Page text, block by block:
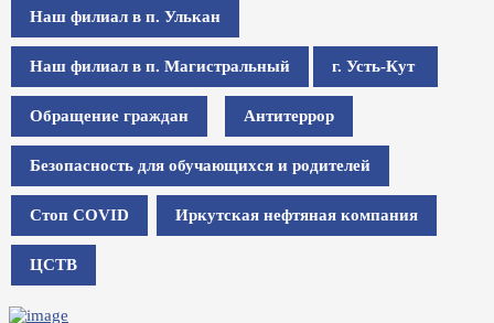
Наш филиал в п. Улькан
Наш филиал в п. Магистральный г. Усть-Кут
Обращение граждан Антитеррор
Безопасность для обучающихся и родителей
Стоп COVID Иркутская нефтяная компания
ЦСТВ